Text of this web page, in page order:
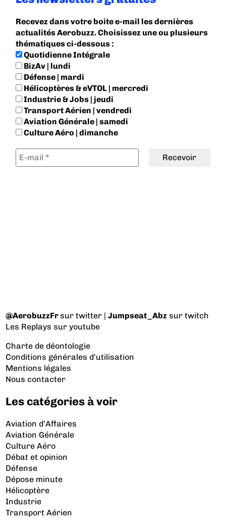
Recevez dans votre boite e-mail les dernières
actualités Aerobuzz. Choisissez une ou plusieurs
thématiques ci-dessous :
Quotidienne Intégrale
BizAv | lundi
Défense | mardi
Hélicoptères & eVTOL | mercredi
Industrie & Jobs | jeudi
Transport Aérien | vendredi
Aviation Générale | samedi
Culture Aéro | dimanche
@AerobuzzFrsur twitter |Jumpseat_Abz sur twitch
Les Replays sur youtube
Charte de déontologie
Conditions générales d'utilisation
Mentions légales
Nous contacter
Les catégories à voir
Aviation d’Affaires
Aviation Générale
Culture Aéro
Débat et opinion
Défense
Dépose minute
Hélicoptère
Industrie
Transport Aérien